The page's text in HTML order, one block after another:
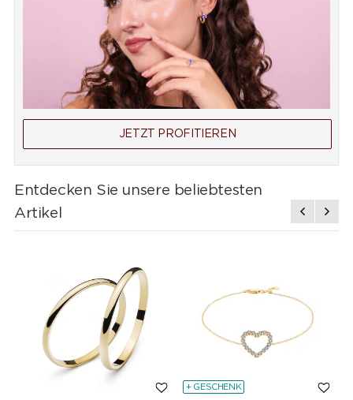
JETZT PROFITIEREN
Entdecken Sie unsere beliebtesten
Artikel
+ GESCHENK